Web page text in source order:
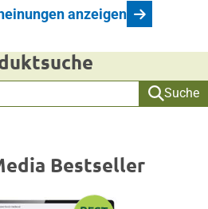
anzeigen
Suche
Bestseller